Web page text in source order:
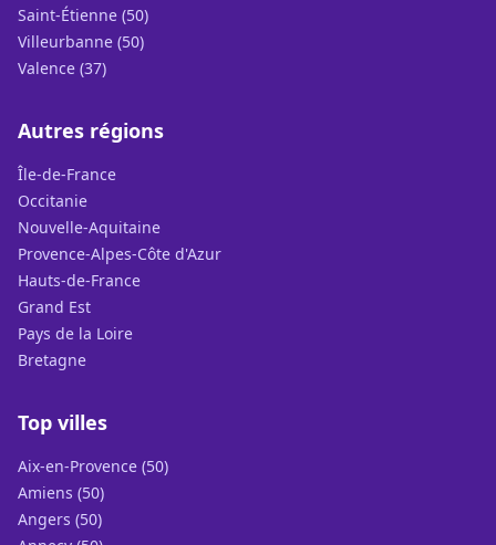
Saint-Étienne (50)
Villeurbanne (50)
Valence (37)
Autres régions
Île-de-France
Occitanie
Nouvelle-Aquitaine
Provence-Alpes-Côte d'Azur
Hauts-de-France
Grand Est
Pays de la Loire
Bretagne
Top villes
Aix-en-Provence (50)
Amiens (50)
Angers (50)